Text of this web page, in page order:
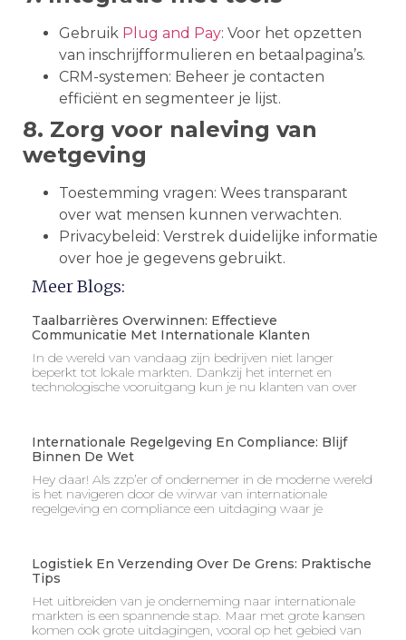
Gebruik Plug and Pay: Voor het opzetten
van inschrijfformulieren en betaalpagina’s.
CRM-systemen: Beheer je contacten
efficiënt en segmenteer je lijst.
8. Zorg voor naleving van
wetgeving
Toestemming vragen: Wees transparant
over wat mensen kunnen verwachten.
Privacybeleid: Verstrek duidelijke informatie
over hoe je gegevens gebruikt.
Meer Blogs:
Taalbarrières Overwinnen: Effectieve
Communicatie Met Internationale Klanten
In de wereld van vandaag zijn bedrijven niet langer
beperkt tot lokale markten. Dankzij het internet en
technologische vooruitgang kun je nu klanten van over
Internationale Regelgeving En Compliance: Blijf
Binnen De Wet
Hey daar! Als zzp’er of ondernemer in de moderne wereld
is het navigeren door de wirwar van internationale
regelgeving en compliance een uitdaging waar je
Logistiek En Verzending Over De Grens: Praktische
Tips
Het uitbreiden van je onderneming naar internationale
markten is een spannende stap. Maar met grote kansen
komen ook grote uitdagingen, vooral op het gebied van